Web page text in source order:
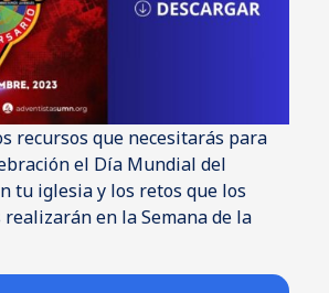
recursos que necesitarás para
el Día Mundial del
tu iglesia y los retos que los
en la Semana de la